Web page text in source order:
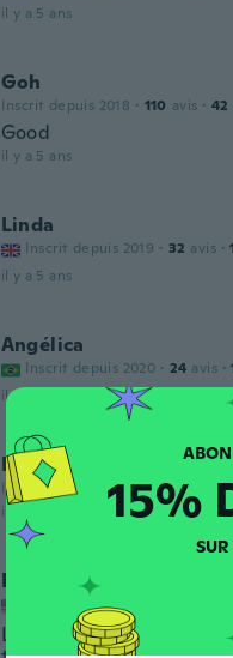
il y a 5 ans
Goh
Inscrit depuis 2018 · 110 avis · 42
Good
il y a 5 ans
Linda
Inscrit depuis 2019 · 32 avis ·
il y a 5 ans
Angélica
Inscrit depuis 2020 · 24 avis ·
il y a 5 ans
Laura
Inscrit depuis 2019 · 2 avis
il y a 5 ans
Elizabeth
Inscrit depuis 2019
Love the way they fit.
15%